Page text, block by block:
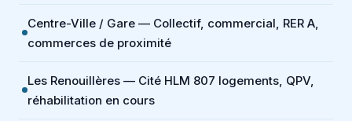
Centre-Ville / Gare — Collectif, commercial, RER A,
commerces de proximité
Les Renouillères — Cité HLM 807 logements, QPV,
réhabilitation en cours